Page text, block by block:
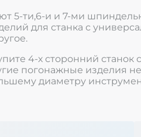
5-ти,6-и и 7-ми
для станка с
4-х сторонний
погонажные изделия
диаметру